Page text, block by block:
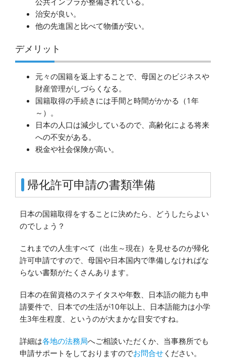
治安が良い。
他の先進国と比べて物価が安い。
デメリット
元々の国籍を返上することで、母国とのビジネスや
財産管理がしづらくなる。
国籍取得の手続きには手間と時間がかかる（1年
～）。
日本の人口は減少しているので、高齢化による将来
への不安がある。
税金や社会保険が高い。
帰化許可申請の書類準備
日本の国籍取得をすることに決めたら、どうしたらよい
のでしょう？
これまでの人生すべて（出生～現在）を見せるのが帰化
許可申請ですので、母国や日本国内で準備しなければな
らない書類がたくさんあります。
日本の在留資格のステイタスや年数、日本語の能力も申
請要件で、日本での生活が10年以上、日本語能力は小学
生3年生程度、というのが大まかな目安ですね。
詳細は各地の法務局へご相談いただくか、当事務所でも
申請サポートをしておりますのでお問合せ ください。